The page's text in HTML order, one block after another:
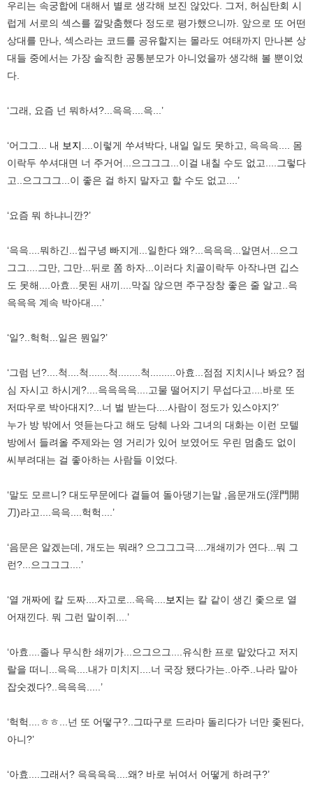
우리는 속궁합에 대해서 별로 생각해 보진 않았다. 그저, 허심탄회 시
럽게 서로의 섹스를 깔맞춤했다 정도로 평가했으니까. 앞으로 또 어떤
상대를 만나, 섹스라는 코드를 공유할지는 몰라도 여태까지 만나본 상
대들 중에서는 가장 솔직한 공통분모가 아니었을까 생각해 볼 뿐이었
다.
‘그래, 요즘 넌 뭐하셔?...윽윽....윽...’
‘어그그... 내 보지
....이렇게 쑤셔박다, 내일 일도 못하고, 윽윽윽.... 몸
이락두 쑤셔대면 너 주거어...으그그그...이걸 내칠 수도 없고....그렇다
고..으그그그...이 좋은 걸 하지 말자고 할 수도 없고....’
‘요즘 뭐 하냐니깐?’
‘윽윽....뭐하긴...씹구녕 빠지게...일한다 왜?...윽윽윽...알면서...으그
그그....그만, 그만...뒤로 쫌 하자...이러다 치골이락두 아작나면 깁스
도 못해....아효...못된 새끼....막질 않으면 주구장창 좋은 줄 알고..윽
윽윽윽 계속 박아대....’
‘일?..헉헉...일은 뭔일?’
‘그럼 넌?....척....척.......척........척.........아효...점점 지치시나 봐요? 점
심 자시고 하시게?....윽윽윽윽....고물 떨어지기 무섭다고....바로 또
저따우로 박아대지?...너 벌 받는다....사람이 정도가 있스야지?’
누가 방 밖에서 엿듣는다고 해도 당췌 나와 그녀의 대화는 이런 모텔
방에서 들려올 주제와는 영 거리가 있어 보였어도 우린 멈춤도 없이
씨부려대는 걸 좋아하는 사람들 이었다.
‘말도 모르니? 대도무문에다 곁들여 돌아댕기는말 ,음문개도(淫門開
刀)라고....윽윽....헉헉....’
‘음문은 알겠는데, 개도는 뭐래? 으그그그극....개쇄끼가 연다...뭐 그
런?...으그그그....’
‘열 개짜에 칼 도짜....자고로...윽윽.... 보지는 칼 같이 생긴 좇으로 열
어재낀다. 뭐 그런 말이쥐....’
‘아효....졸나 무식한 쇄끼가...으그으그....유식한 프로 맡았다고 저지
랄을 떠니...윽윽....내가 미치지....너 국장 됐다가는..아주..나라 말아
잡숫겠다?..윽윽윽.....’
‘헉헉....ㅎㅎ...넌 또 어떻구?..그따구로 드라마 돌리다가 너만 좇된다,
아니?’
‘아효....그래서? 윽윽윽윽....왜? 바로 뉘여서 어떻게 하려구?’